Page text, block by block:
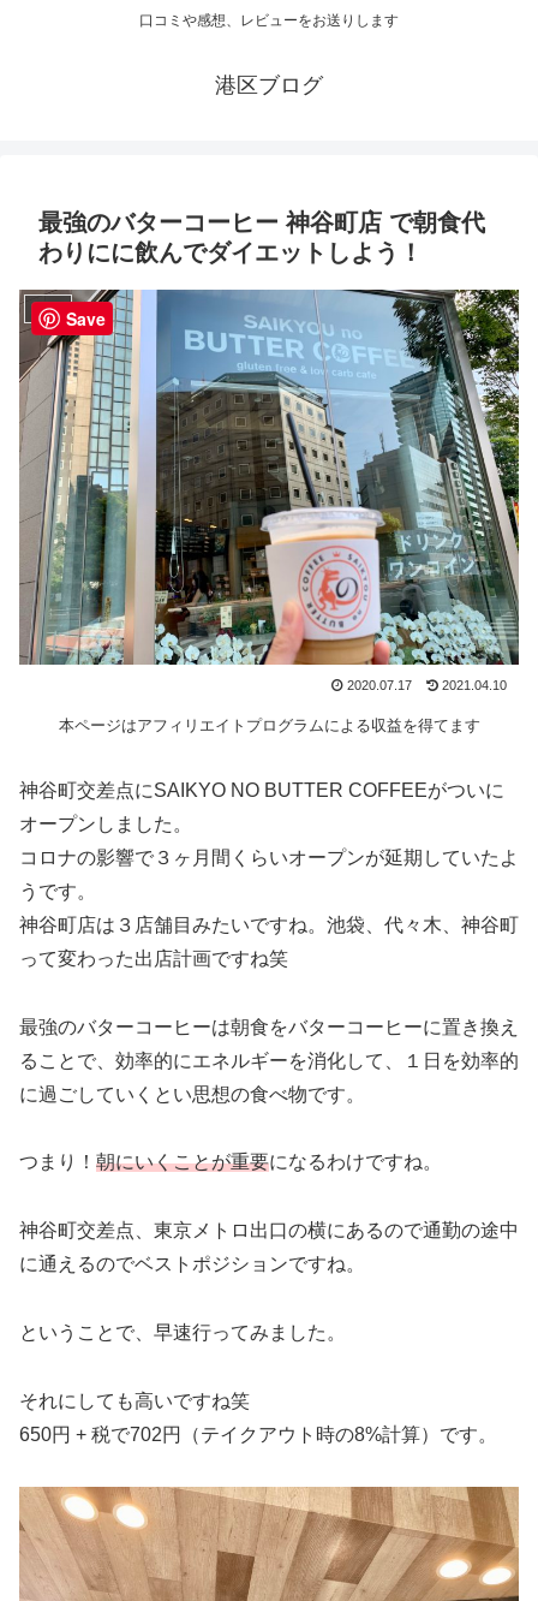
口コミや感想、レビューをお送りします
港区ブログ
最強のバターコーヒー 神谷町店 で朝食代
わりにに飲んでダイエットしよう！
カフェ
2020.07.17 2021.04.10
本ページはアフィリエイトプログラムによる収益を得てます
神谷町交差点にSAIKYO NO BUTTER COFFEEがついに
オープンしました。
コロナの影響で３ヶ月間くらいオープンが延期していたよ
うです。
神谷町店は３店舗目みたいですね。池袋、代々木、神谷町
って変わった出店計画ですね笑
最強のバターコーヒーは朝食をバターコーヒーに置き換え
ることで、効率的にエネルギーを消化して、１日を効率的
に過ごしていくとい思想の食べ物です。
つまり！ 朝にいくことが重要になるわけですね。
神谷町交差点、東京メトロ出口の横にあるので通勤の途中
に通えるのでベストポジションですね。
ということで、早速行ってみました。
それにしても高いですね笑
650円 + 税で702円（テイクアウト時の8%計算）です。
Save